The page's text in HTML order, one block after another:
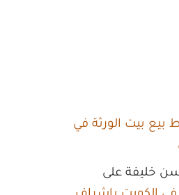
بيع بيت الورثة في
خليفة على